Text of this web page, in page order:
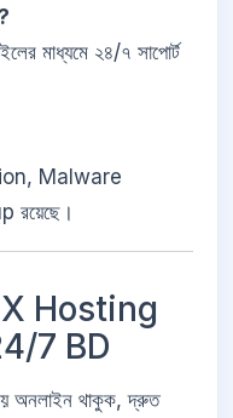
মাধ্যমে ২৪/৭ সাপোর্ট
Malware
Hosting
7 BD
অনলাইন থাকুক, দ্রুত